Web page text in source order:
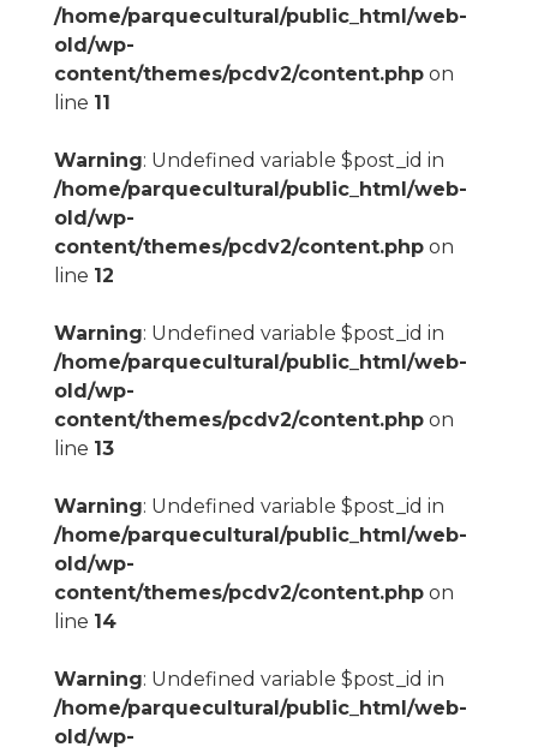
/home/parquecultural/public_html/web-
old/wp-
content/themes/pcdv2/content.phpon
line 11
Warning: Undefined variable $post_id in
/home/parquecultural/public_html/web-
old/wp-
content/themes/pcdv2/content.phpon
line 12
Warning: Undefined variable $post_id in
/home/parquecultural/public_html/web-
old/wp-
content/themes/pcdv2/content.phpon
line 13
Warning: Undefined variable $post_id in
/home/parquecultural/public_html/web-
old/wp-
content/themes/pcdv2/content.phpon
line 14
Warning: Undefined variable $post_id in
/home/parquecultural/public_html/web-
old/wp-